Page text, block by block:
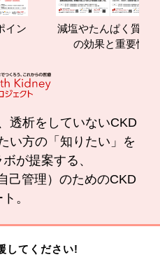
減塩やたんぱく質管理
の効果と重要性
透析をしていないCKD
い方の「知りたい」を
が提案する、
己管理）のためのCKD
。
してください!